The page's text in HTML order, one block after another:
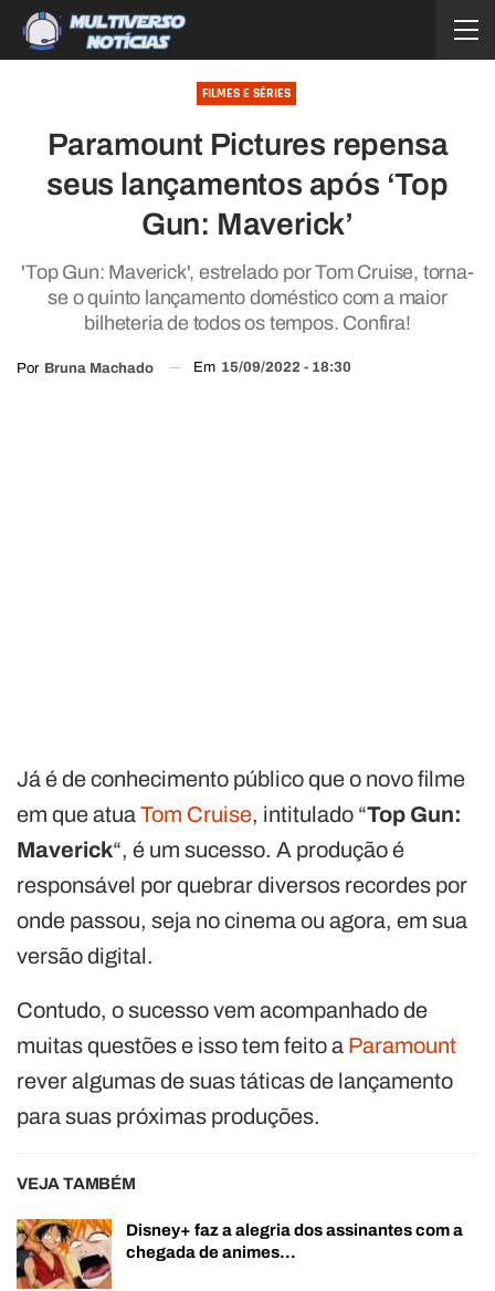
FILMES E SÉRIES
Paramount Pictures repensa
seus lançamentos após ‘Top
Gun: Maverick’
'Top Gun: Maverick', estrelado por Tom Cruise, torna-
se o quinto lançamento doméstico com a maior
bilheteria de todos os tempos. Confira!
Por Bruna Machado Em 15/09/2022 - 18:30
Já é de conhecimento público que o novo filme
em que atuaTom Cruise, intitulado “Top Gun:
Maverick“, é um sucesso. A produção é
responsável por quebrar diversos recordes por
onde passou, seja no cinema ou agora, em sua
versão digital.
Contudo, o sucesso vem acompanhado de
muitas questões e isso tem feito a Paramount
rever algumas de suas táticas de lançamento
para suas próximas produções.
VEJA TAMBÉM
Disney+ faz a alegria dos assinantes com a
chegada de animes…